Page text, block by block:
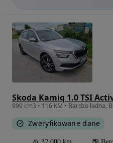
Skoda Kamiq 1.0 TSI
999 cm3 • 116 KM • Bardzo ładna,
Zweryfikowane dane